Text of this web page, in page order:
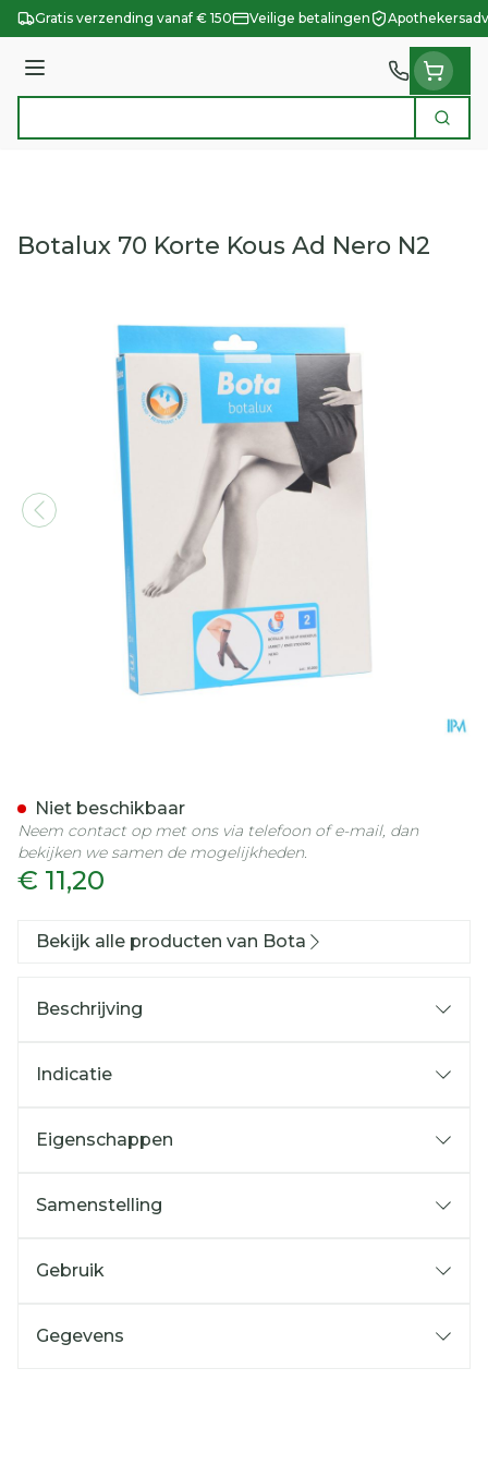
Ga naar de inhoud
Gratis verzending vanaf € 150 Veilige betalingen
Menu
Zoek
Botalux 70 Korte Kous Ad Nero N2
€ 11,20
Niet beschikbaar
Neem contact op met ons via telefoon of e-mail, dan
bekijken we samen de mogelijkheden.
Bekijk alle producten van Bota
Beschrijving
Indicatie
Eigenschappen
Samenstelling
Gebruik
Gegevens